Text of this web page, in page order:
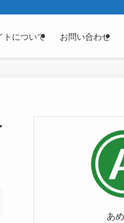
トについて お問い合わせ
あ